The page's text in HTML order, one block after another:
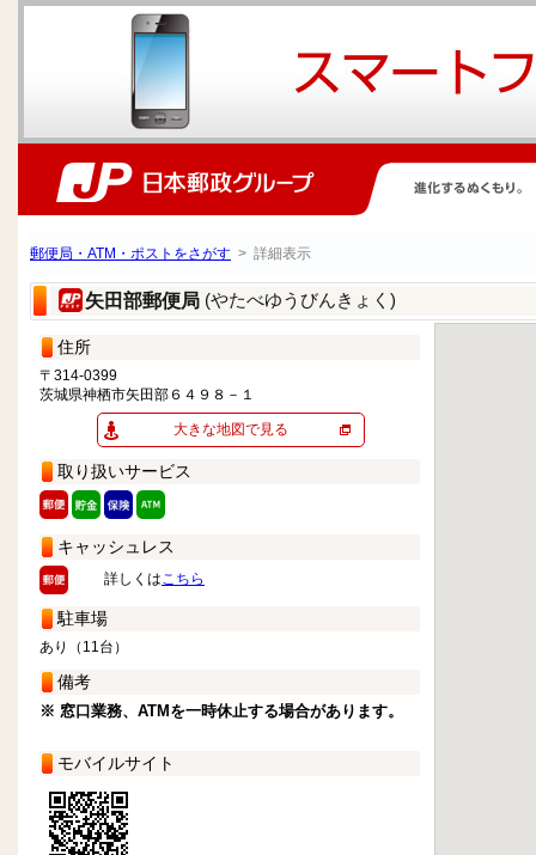
郵便局・ATM・ポストをさがす > 詳細表示
矢田部郵便局 (やたべゆうびんきょく)
住所
〒314-0399
茨城県神栖市矢田部６４９８－１
大きな地図で見る
取り扱いサービス
キャッシュレス
詳しくはこちら
駐車場
あり（11台）
備考
※ 窓口業務、ATMを一時休止する場合があります。
モバイルサイト